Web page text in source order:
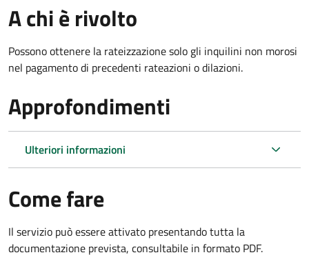
A chi è rivolto
Possono ottenere la rateizzazione solo gli inquilini non morosi
nel pagamento di precedenti rateazioni o dilazioni.
Approfondimenti
Ulteriori informazioni
Come fare
Il servizio può essere attivato presentando tutta la
documentazione prevista, consultabile in formato PDF.